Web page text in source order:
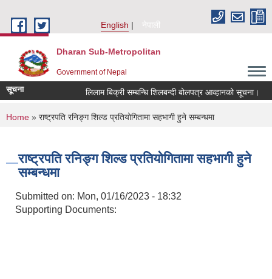
English
नेपाली
Dharan Sub-Metropolitan
Government of Nepal
सूचना लिलाम बिक्री सम्बन्धि शिलबन्दी बोलपत्र आव्हानको सूचना।
You are here
Home » राष्ट्रपति रनिङ्ग शिल्ड प्रतियोगितामा सहभागी हुने सम्बन्धमा
राष्ट्रपति रनिङ्ग शिल्ड प्रतियोगितामा सहभागी हुने
सम्बन्धमा
Submitted on: Mon, 01/16/2023 - 18:32
Supporting Documents: